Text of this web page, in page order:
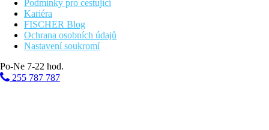
Podmínky pro cestující
Kariéra
FISCHER Blog
Ochrana osobních údajů
Nastavení soukromí
Po-Ne 7-22 hod.
255 787 787